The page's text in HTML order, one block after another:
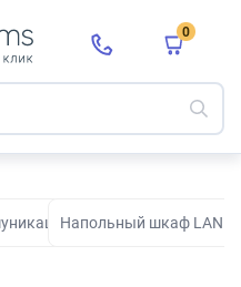
0
оборудование для СКС и
шкафы
Напольный шкаф